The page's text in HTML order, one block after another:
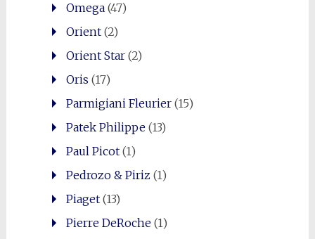
Omega(47)
Orient(2)
Orient Star(2)
Oris (17)
Parmigiani Fleurier(15)
Patek Philippe(13)
Paul Picot(1)
Pedrozo & Piriz (1)
Piaget(13)
Pierre DeRoche(1)